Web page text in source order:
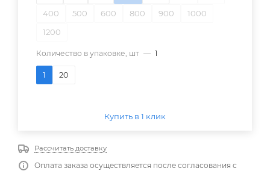
400
500 600 800 900
1000
1200
Количество в упаковке, шт — 1
1 20
Купить в 1 клик
Рассчитать доставку
Оплата заказа осуществляется после согласования с